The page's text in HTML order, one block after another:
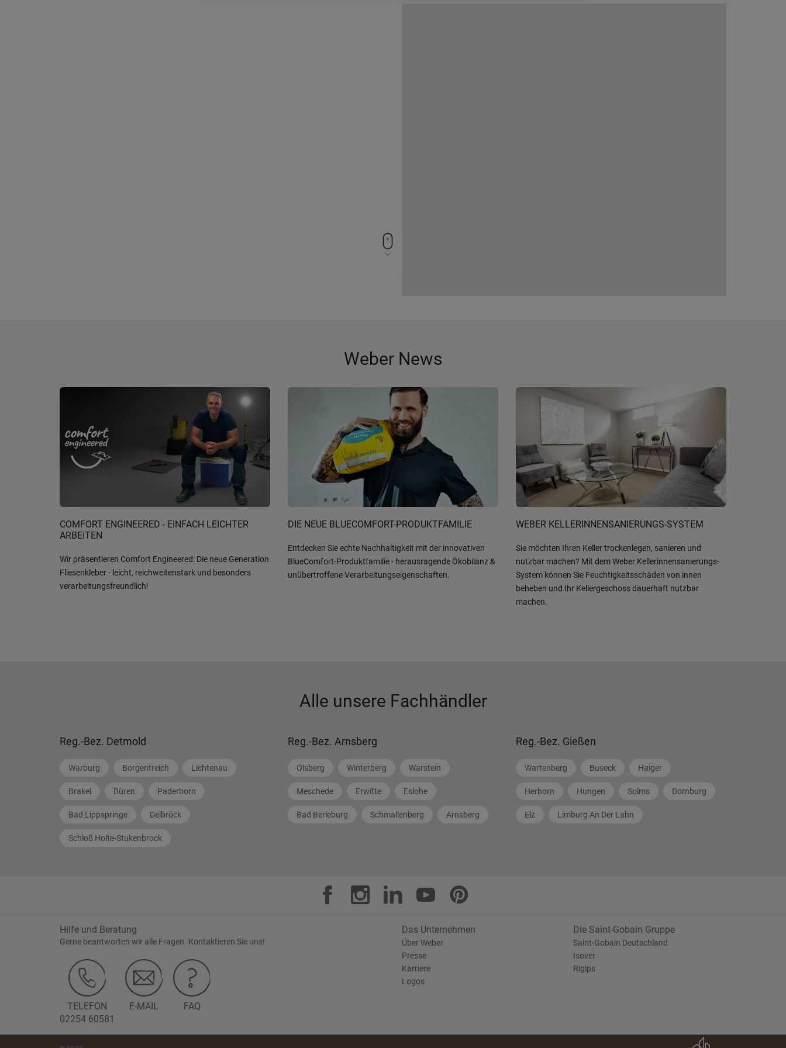
Weber News
COMFORT ENGINEERED - EINFACH LEICHTER
ARBEITEN
Wir präsentieren Comfort Engineered: Die neue Generation
Fliesenkleber - leicht, reichweitenstark und besonders
verarbeitungsfreundlich!
DIE NEUE BLUECOMFORT-PRODUKTFAMILIE
Entdecken Sie echte Nachhaltigkeit mit der innovativen
BlueComfort-Produktfamilie - herausragende Ökobilanz &
unübertroffene Verarbeitungseigenschaften.
WEBER KELLERINNENSANIERUNGS-SYSTEM
Sie möchten Ihren Keller trockenlegen, sanieren und
nutzbar machen? Mit dem Weber Kellerinnensanierungs-
System können Sie Feuchtigkeitsschäden von innen
beheben und Ihr Kellergeschoss dauerhaft nutzbar
machen.
Alle unsere Fachhändler
Reg.-Bez. Detmold
Warburg Borgentreich Lichtenau
Brakel Büren Paderborn
Bad Lippspringe Delbrück
Schloß Holte-Stukenbrock
Reg.-Bez. Arnsberg
Olsberg Winterberg Warstein
Meschede Erwitte Eslohe
Bad Berleburg Schmallenberg Arnsberg
Reg.-Bez. Gießen
Wartenberg Buseck Haiger
Herborn Hungen Solms Dornburg
Elz Limburg An Der Lahn
Hilfe und Beratung
Gerne beantworten wir alle Fragen. Kontaktieren Sie uns!
TELEFON
02254 60581
E-MAIL FAQ
Das Unternehmen
Über Weber
Presse
Karriere
Logos
Die Saint-Gobain Gruppe
Saint-Gobain Deutschland
Isover
Rigips